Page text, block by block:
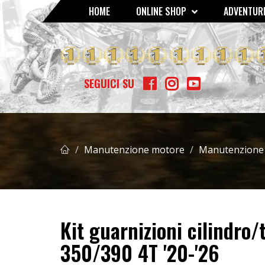
HOME ONLINE SHOP
SEGUICI SU
Manutenzione motore
Kit guarnizioni cilindro/
350/390 4T '20-'26